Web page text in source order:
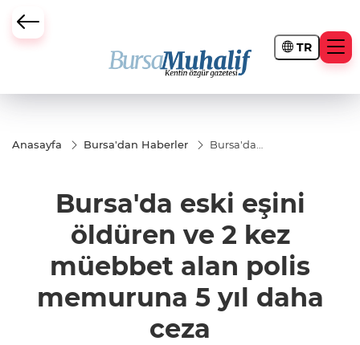
TR
Büyükşehir Darbesi
Anasayfa Bursa'dan Haberler
Bursa'da
müebbet
alan polis
memuruna
5 yıl daha
ceza
Bursa'da eski eşini
öldüren ve 2 kez
müebbet alan polis
memuruna 5 yıl daha
ceza